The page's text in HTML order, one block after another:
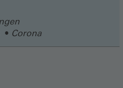
FENSTER)
Corona